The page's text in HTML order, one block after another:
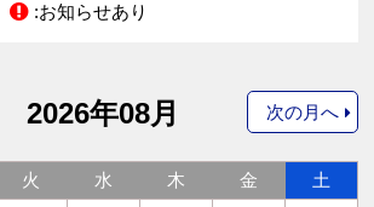
:お知らせあり
2026年08月
火 水 木 金 土
次の月へ